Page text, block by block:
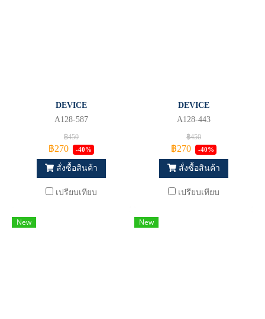
DEVICE
A128-587
฿450
฿270 -40%
สั่งซื้อสินค้า
เปรียบเทียบ
DEVICE
A128-443
฿450
฿270 -40%
สั่งซื้อสินค้า
เปรียบเทียบ
New New